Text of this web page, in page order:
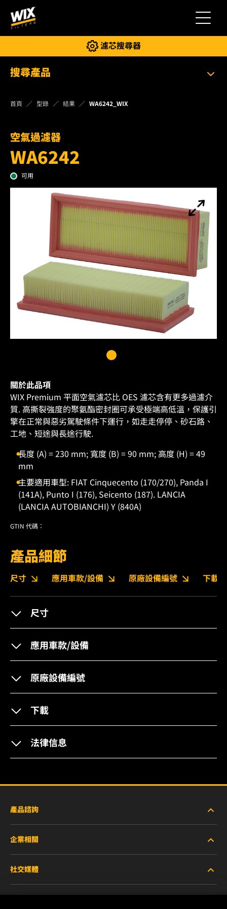
切換導航
濾芯搜尋器
搜尋產品
首頁 型錄 結果 WA6242_WIX
空氣過濾器
WA6242
可用
關於此品項
WIX Premium 平面空氣濾芯比 OES 濾芯含有更多過濾介
質. 高撕裂強度的聚氨酯密封圈可承受極端高低溫，保護引
擎在正常與惡劣駕駛條件下運行，如走走停停、砂石路、
工地、短途與長途行駛.
長度 (A) = 230 mm; 寬度 (B) = 90 mm; 高度 (H) = 49
mm
主要適用車型: FIAT Cinquecento (170/270), Panda I
(141A), Punto I (176), Seicento (187). LANCIA
(LANCIA AUTOBIANCHI) Y (840A)
GTIN 代碼：
產品細節
尺寸 應用車款/設備 原廠設備編號 下載
尺寸
應用車款/設備
原廠設備編號
下載
法律信息
產品諮詢
重型設備車輛
小客車與商用車
企業相關
關於WIX
社交媒體